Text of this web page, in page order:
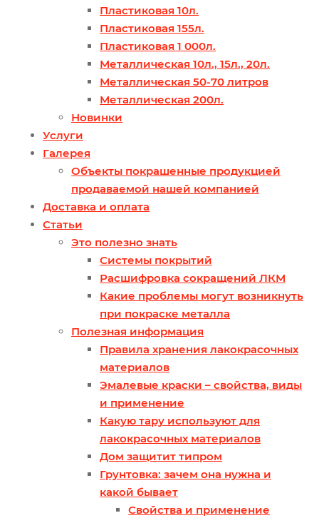
Пластиковая 10л.
Пластиковая 155л.
Пластиковая 1 000л.
Металлическая 10л., 15л., 20л.
Металлическая 50-70 литров
Металлическая 200л.
Новинки
Услуги
Галерея
Объекты покрашенные продукцией
продаваемой нашей компанией
Доставка и оплата
Статьи
Это полезно знать
Системы покрытий
Расшифровка сокращений ЛКМ
Какие проблемы могут возникнуть
при покраске металла
Полезная информация
Правила хранения лакокрасочных
материалов
Эмалевые краски – свойства, виды
и применение
Какую тару используют для
лакокрасочных материалов
Дом защитит типром
Грунтовка: зачем она нужна и
какой бывает
Свойства и применение